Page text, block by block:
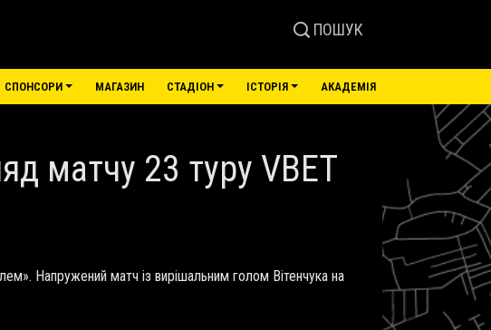
ПОШУК
СПОНСОРИ МАГАЗИН СТАДІОН ІСТОРІЯ АКАДЕМІЯ
матчу 23 туру VBET
Напружений матч із вирішальним голом Вітенчука на